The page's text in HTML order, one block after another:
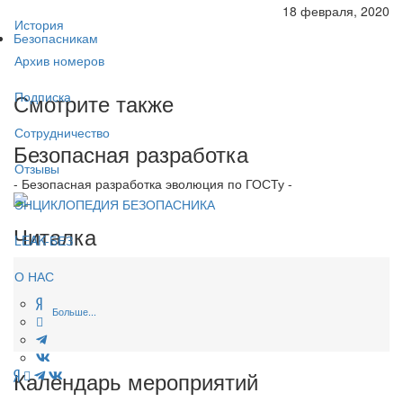
История
Архив номеров
Подписка
Сотрудничество
Отзывы
ЭНЦИКЛОПЕДИЯ БЕЗОПАСНИКА
LEAK-БЕЗ
О НАС
18 февраля, 2020
Безопасникам
Смотрите также
Безопасная разработка
- Безопасная разработка эволюция по ГОСТу -
Читалка
Больше...
Календарь мероприятий